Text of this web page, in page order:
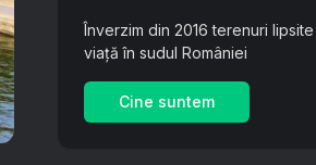
Înverzim din 2016 terenuri
viață în sudul României
Cine suntem